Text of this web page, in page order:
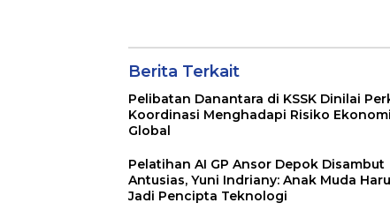
Aspirasi Publik
Berita Terkait
Pelibatan Danantara di KSSK Dinilai
Koordinasi Menghadapi Risiko Ekonomi
Global
Pelatihan AI GP Ansor Depok Disambut
Antusias, Yuni Indriany: Anak Muda
Jadi Pencipta Teknologi